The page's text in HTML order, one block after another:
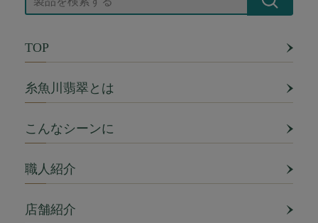
TOP
糸魚川翡翠とは
こんなシーンに
職人紹介
店舗紹介